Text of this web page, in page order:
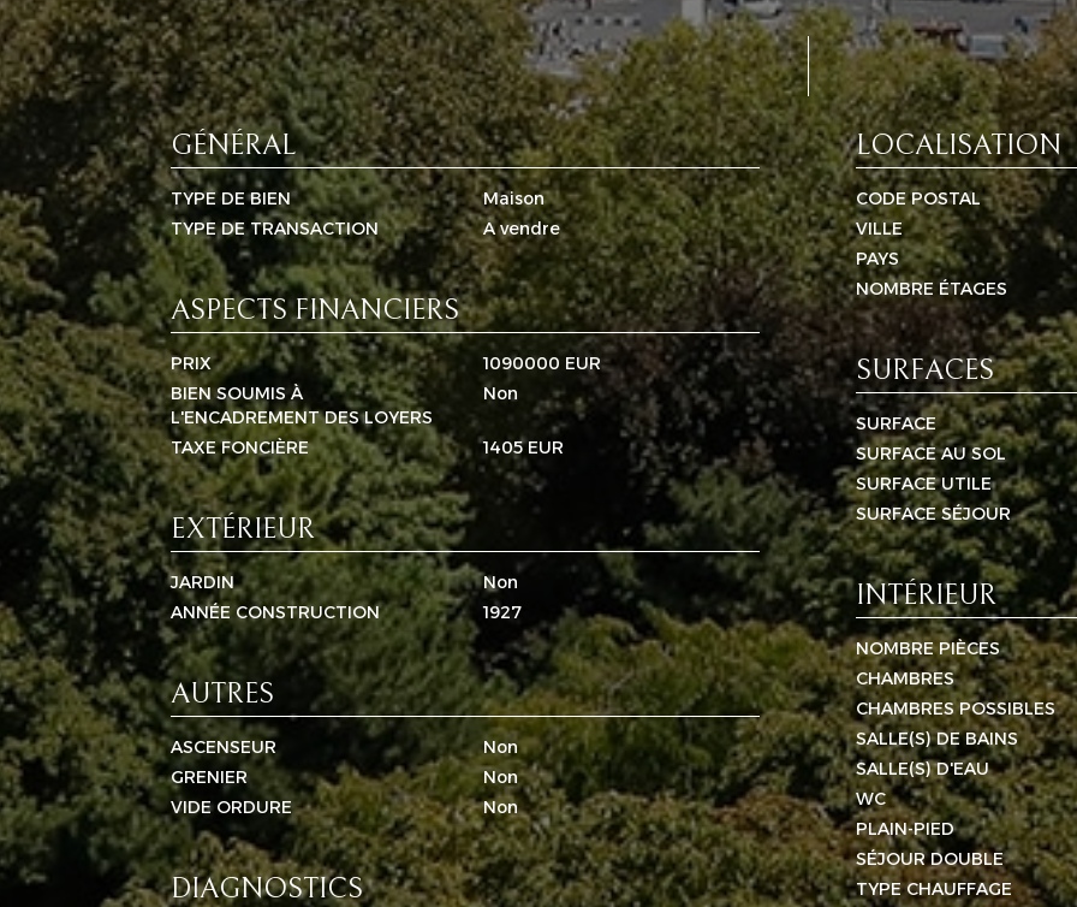
GÉNÉRAL
TYPE DE BIEN
Maison
TYPE DE TRANSACTION
A vendre
LOCALISATION
CODE POSTAL
VILLE
PAYS
NOMBRE ÉTAGES
ASPECTS FINANCIERS
PRIX
1090000 EUR
BIEN SOUMIS À
L'ENCADREMENT DES LOYERS
Non
TAXE FONCIÈRE 1405 EUR
SURFACES
SURFACE
SURFACE AU SOL
SURFACE UTILE
SURFACE SÉJOUR
EXTÉRIEUR
JARDIN
Non
ANNÉE CONSTRUCTION
1927 INTÉRIEUR
NOMBRE PIÈCES
CHAMBRES
CHAMBRES POSSIBLES
SALLE(S) DE BAINS
SALLE(S) D'EAU
WC
PLAIN-PIED
SÉJOUR DOUBLE
TYPE CHAUFFAGE
AUTRES
ASCENSEUR
Non
GRENIER
Non
VIDE ORDURE
Non
DIAGNOSTICS